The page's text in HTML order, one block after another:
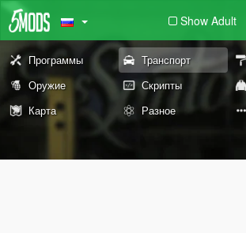
Show Adult
Программы Транспорт
Оружие
Скрипты
Карта
Разное